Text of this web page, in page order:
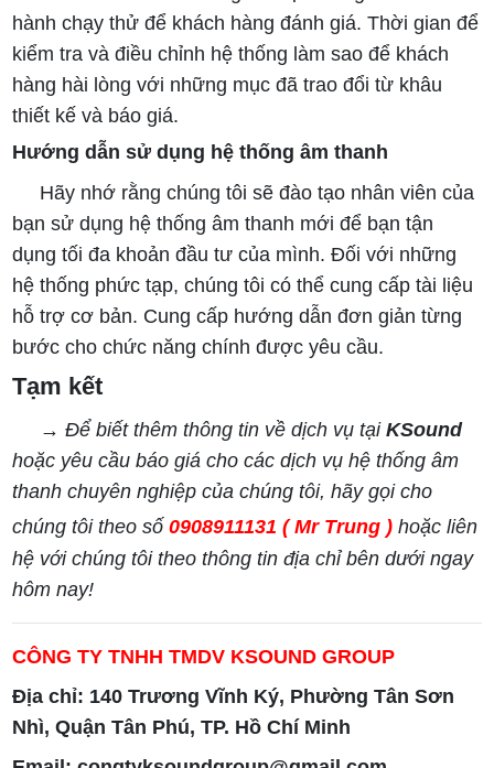
hành chạy thử để khách hàng đánh giá. Thời gian để
kiểm tra và điều chỉnh hệ thống làm sao để khách
hàng hài lòng với những mục đã trao đổi từ khâu
thiết kế và báo giá.
Hướng dẫn sử dụng hệ thống âm thanh
Hãy nhớ rằng chúng tôi sẽ đào tạo nhân viên của
bạn sử dụng hệ thống âm thanh mới để bạn tận
dụng tối đa khoản đầu tư của mình. Đối với những
hệ thống phức tạp, chúng tôi có thể cung cấp tài liệu
hỗ trợ cơ bản. Cung cấp hướng dẫn đơn giản từng
bước cho chức năng chính được yêu cầu.
Tạm kết
→ Để biết thêm thông tin về dịch vụ tạiKSound
hoặc yêu cầu báo giá cho các dịch vụ hệ thống âm
thanh chuyên nghiệp của chúng tôi, hãy gọi cho
chúng tôi theo số0908911131 ( Mr Trung ) hoặc liên
hệ với chúng tôi theo thông tin địa chỉ bên dưới ngay
hôm nay!
CÔNG TY TNHH TMDV KSOUND GROUP
Địa chỉ: 140 Trương Vĩnh Ký, Phường Tân Sơn
Nhì, Quận Tân Phú, TP. Hồ Chí Minh